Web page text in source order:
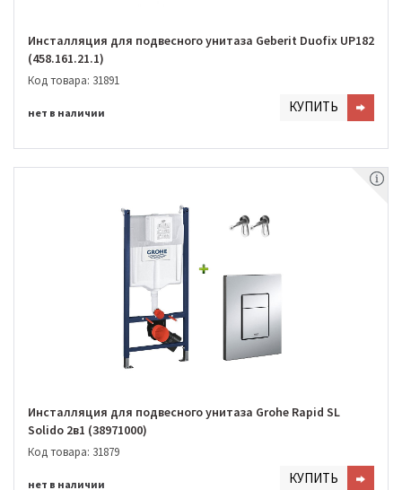
Инсталляция для подвесного унитаза Geberit Duofix UP182
(458.161.21.1)
Код товара: 31891
нет в наличии КУПИТЬ
Инсталляция для подвесного унитаза Grohe Rapid SL
Solido 2в1 (38971000)
Код товара: 31879
нет в наличии КУПИТЬ